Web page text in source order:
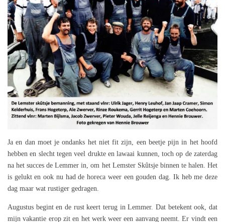
Ja en dan moet je ondanks het niet fit zijn, een beetje pijn in het hoofd
hebben en slecht tegen veel drukte en lawaai kunnen, toch op de zaterdag
na het succes de Lemmer in, om het Lemster Skûtsje binnen te halen. Het
is gelukt en ook nu had de horeca weer een gouden dag. Ik heb me deze
dag maar wat rustiger gedragen.
Augustus begint en de rust keert terug in Lemmer. Dat betekent ook, dat
mijn vakantie erop zit en het werk weer een aanvang neemt. Er vindt een